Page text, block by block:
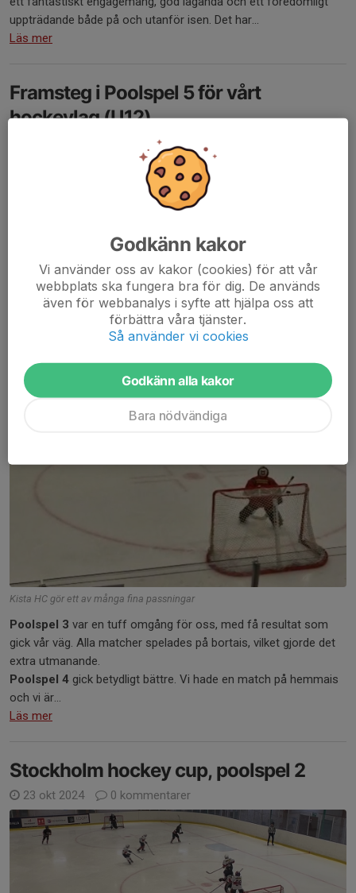
uppträdande både på och utanför isen. Det har...
Läs mer
Framsteg i Poolspel 5 för vårt
hockeylag (U12)
0 kommentarer
Vårt hockeylag har nyligen avslutat Poolspel 5 med imponerande
prestationer. Laget har visat betydande förbättringar i både
offensiva och defensiva positioner. Under de sex
Stockholm hockey cup, poolspel 3 och
0 kommentarer
Kista HC gör ett av många fina passningar
Poolspel 3 var en tuff omgång för oss, med få resultat som
gick vår väg. Alla matcher spelades på bortais, vilket gjorde det
extra utmanande.
Poolspel 4 gick betydligt bättre. Vi hade en match på hemmais
och vi är...
Läs mer
Stockholm hockey cup, poolspel 2
23 okt 2024 0 kommentarer
Godkänn kakor
Vi använder oss av kakor (cookies) för att vår
webbplats ska fungera bra för dig. De används
även för webbanalys i syfte att hjälpa oss att
förbättra våra tjänster.
Så använder vi cookies
Godkänn alla kakor
Bara nödvändiga